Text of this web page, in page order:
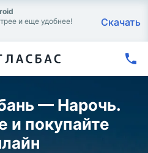
и еще удобнее!
Скачать
— Нарочь.
и покупайте